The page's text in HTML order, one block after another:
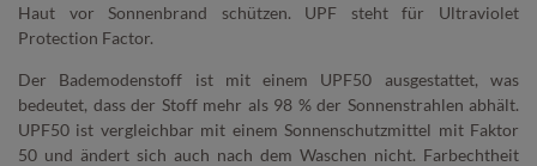
Haut vor Sonnenbrand schützen. UPF steht für Ultraviolet
Protection Factor.
Der Bademodenstoff ist mit einem UPF50 ausgestattet, was
bedeutet, dass der Stoff mehr als 98 % der Sonnenstrahlen abhält.
UPF50 ist vergleichbar mit einem Sonnenschutzmittel mit Faktor
50 und ändert sich auch nach dem Waschen nicht. Farbechtheit